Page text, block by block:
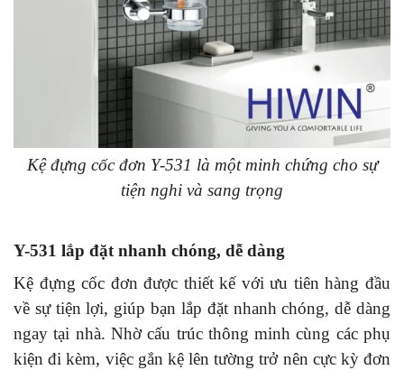
Kệ đựng cốc đơn Y-531 là một minh chứng cho sự
tiện nghi và sang trọng
Y-531 lắp đặt nhanh chóng, dễ dàng
Kệ đựng cốc đơn được thiết kế với ưu tiên hàng đầu
về sự tiện lợi, giúp bạn lắp đặt nhanh chóng, dễ dàng
ngay tại nhà. Nhờ cấu trúc thông minh cùng các phụ
kiện đi kèm, việc gắn kệ lên tường trở nên cực kỳ đơn